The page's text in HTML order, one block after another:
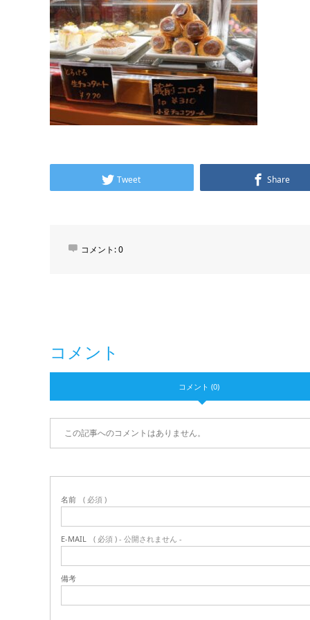
Tweet Share
コメント:0
コメント
コメント (0)
この記事へのコメントはありません。
名前 ( 必須 )
E-MAIL ( 必須 ) - 公開されません -
備考